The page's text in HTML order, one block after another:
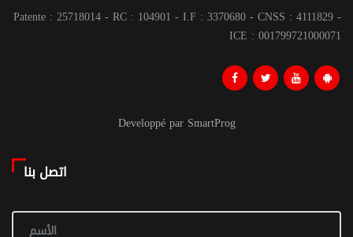
Patente : 25718014 - RC : 104901 - I.F : 3370680 - CNSS : 4111829 -
ICE : 001799721000071
Developpé par SmartProg
اتصل بنا